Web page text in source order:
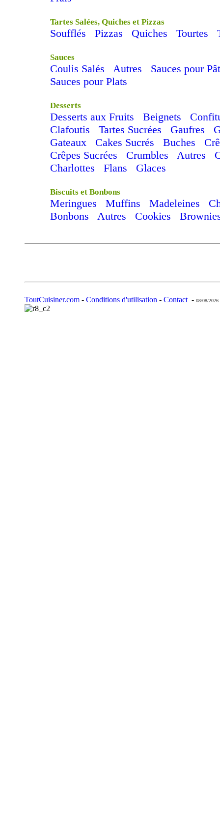
Tartes Salées, Quiches et Pizzas
Soufflés Pizzas Quiches Tourtes
Sauces
Coulis Salés Autres
Sauces pour
Sauces pour Plats
Desserts
Desserts aux Fruits Beignets
Clafoutis
Tartes Sucrées Gaufres
Gateaux
Cakes Sucrés Buches
Crêpes Sucrées
Crumbles Autres
Charlottes
Flans Glaces
Biscuits et Bonbons
Meringues Muffins Madeleines
Bonbons
Autres Cookies
ToutCuisiner.com - Conditions d'utilisation - Contact - 08/08/2026